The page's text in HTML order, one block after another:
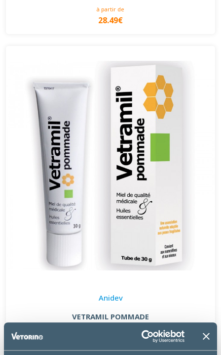
à partir de
28.49€
Anidev
VETRAMIL POMMADE
16.91€